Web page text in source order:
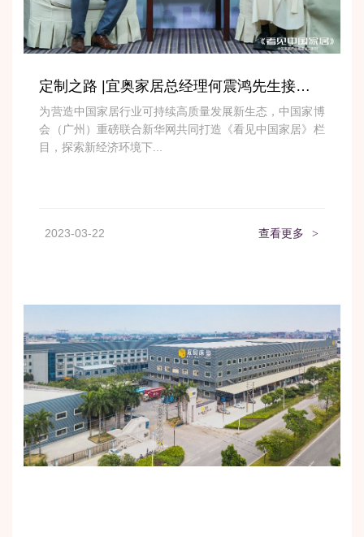
定制之路 |宜奥家居总经理何震鸿先生接受新华网《看见中国家具》专访
为营造中国家居行业可持续高质量发展新生态，中国家博
会（广州）重磅联合新华网共同打造《看见中国家居》栏
目，探索新经济环境下...
2023-03-22 查看更多 >